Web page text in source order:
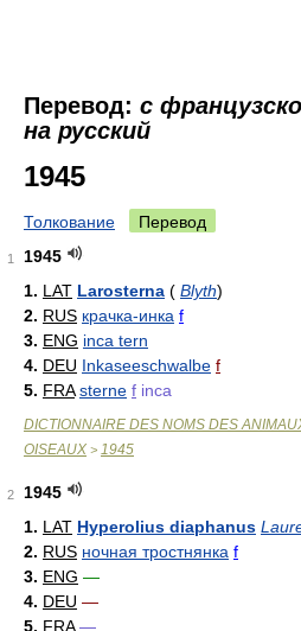
Перевод: с
на русский
1945
Толкование Перевод
1
1945
1. LAT Larosterna ( Blyth)
2. RUS крачка-инка f
3. ENG inca tern
4. DEU Inkaseeschwalbe f
5. FRA sterne f inca
DICTIONNAIRE DES NOMS DES
OISEAUX > 1945
2
1945
1. LAT Hyperolius diaphanus
2. RUS ночная тростнянка f
3. ENG —
4. DEU —
5. FRA —